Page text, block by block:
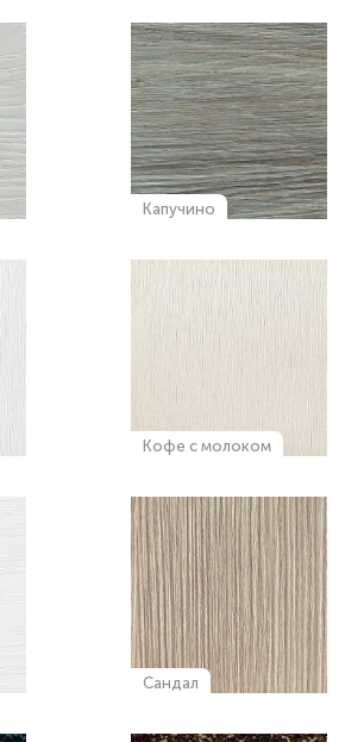
Капучино
Кофе с молоком
Сандал